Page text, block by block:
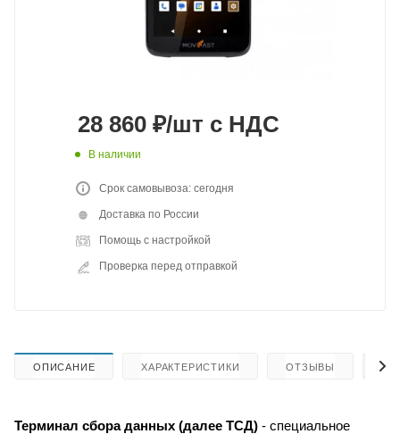
28 860 ₽/шт с НДС
В наличии
Срок самовывоза: сегодня
Доставка по России
Помощь с настройкой
Проверка перед отправкой
ОПИСАНИЕ ХАРАКТЕРИСТИКИ ОТЗЫВЫ
Терминал сбора данных (далее ТСД) - специальное